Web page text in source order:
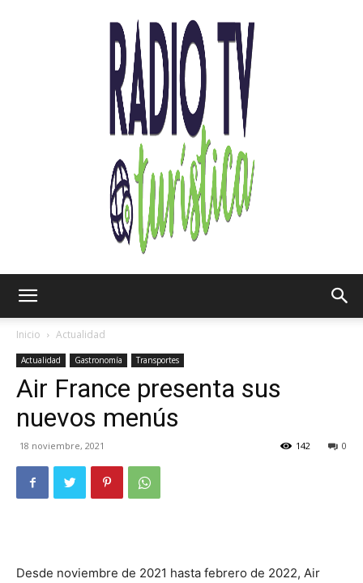
TV
Inicio Actualidad
Actualidad Gastronomía Transportes
Air France presenta sus
nuevos menús
18 noviembre, 2021 0
142
Desde noviembre de 2021 hasta febrero de 2022, Air